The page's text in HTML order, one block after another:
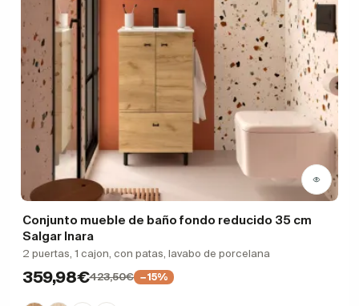
Conjunto mueble de baño fondo reducido 35 cm
Salgar Inara
2 puertas, 1 cajon, con patas, lavabo de porcelana
359,98€423,50€ −15%